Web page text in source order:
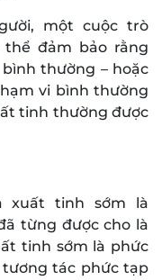
một cuộc trò
đảm bảo rằng
thường – hoặc
vi bình thường
tinh thường được
xuất tinh sớm là
từng được cho là
tinh sớm là phức
tác phức tạp